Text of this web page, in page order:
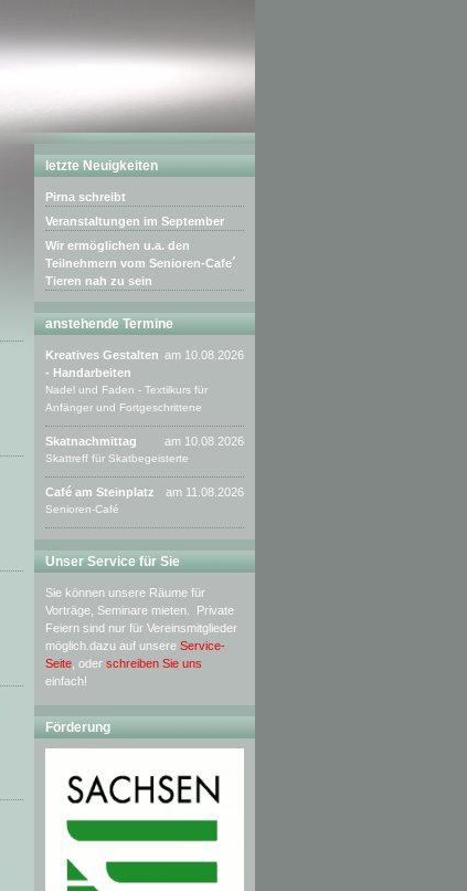
letzte Neuigkeiten
Pirna schreibt
Veranstaltungen im September
Wir ermöglichen u.a. den
Teilnehmern vom Senioren-Cafe´
Tieren nah zu sein
anstehende Termine
am 10.08.2026
Kreatives Gestalten
- Handarbeiten
Nadel und Faden - Textilkurs für
Anfänger und Fortgeschrittene
am 10.08.2026
Skatnachmittag
Skattreff für Skatbegeisterte
am 11.08.2026
Café am Steinplatz
Senioren-Café
Unser Service für Sie
Sie können unsere Räume für
Vorträge, Seminare mieten. Private
Feiern sind nur für Vereinsmitglieder
möglich.dazu auf unsere Service-
Seite , oder schreiben Sie uns
einfach!
Förderung